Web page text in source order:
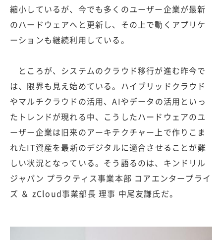
縮小しているが、今でも多くのユーザー企業が最新
のハードウェアへと更新し、その上で動くアプリケ
ーションも継続利用している。
ところが、システムのクラウド移行が進む昨今で
は、限界も見え始めている。ハイブリッドクラウド
やマルチクラウドの活用、AIやデータの活用といっ
たトレンドが現れる中、こうしたハードウェアのユ
ーザー企業は旧来のアーキテクチャー上で作りこま
れたIT資産を最新のデジタルに適合させることが難
しい状況となっている。そう語るのは、キンドリル
ジャパン プラクティス事業本部 コアエンタープライ
ズ ＆ zCloud事業部長 理事 中尾友謙氏だ。